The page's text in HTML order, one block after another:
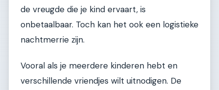
de vreugde die je kind ervaart, is
onbetaalbaar. Toch kan het ook een logistieke
nachtmerrie zijn.
Vooral als je meerdere kinderen hebt en
verschillende vriendjes wilt uitnodigen. De